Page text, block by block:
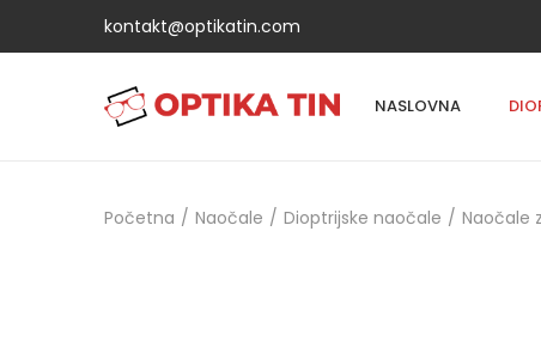
kontakt@optikatin.com
NASLOVNA
Početna / Naočale / Dioptrijske naočale / Naočale